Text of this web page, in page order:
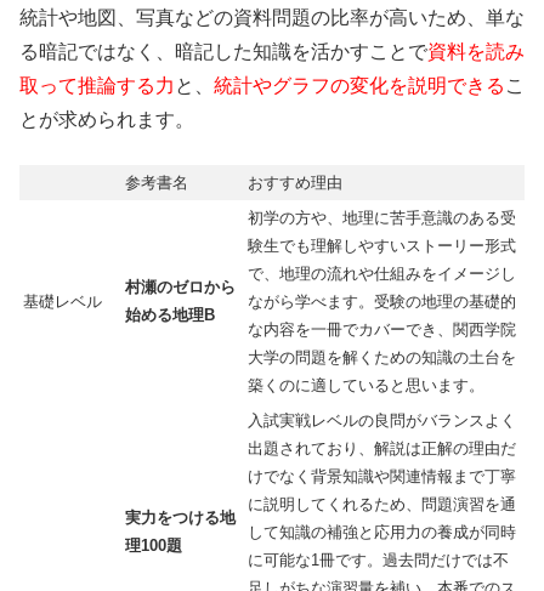
統計や地図、写真などの資料問題の比率が高いため、単な
る暗記ではなく、暗記した知識を活かすことで資料を読み
取って推論する力 と、 統計やグラフの変化を説明できる こ
とが求められます。
参考書名 おすすめ理由
基礎レベル
村瀬のゼロから
始める地理B
初学の方や、地理に苦手意識のある受
験生でも理解しやすいストーリー形式
で、地理の流れや仕組みをイメージし
ながら学べます。受験の地理の基礎的
な内容を一冊でカバーでき、関西学院
大学の問題を解くための知識の土台を
築くのに適していると思います。
実力をつける地
理100題
入試実戦レベルの良問がバランスよく
出題されており、解説は正解の理由だ
けでなく背景知識や関連情報まで丁寧
に説明してくれるため、問題演習を通
して知識の補強と応用力の養成が同時
に可能な1冊です。過去問だけでは不